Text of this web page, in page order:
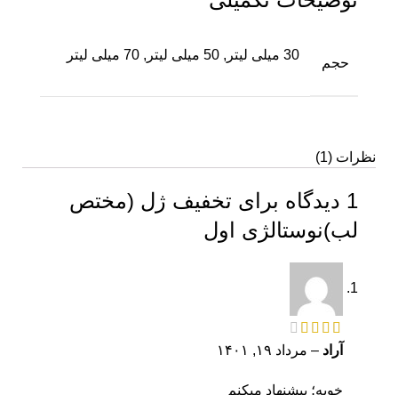
حجم
30 میلی لیتر, 50 میلی لیتر, 70 میلی لیتر
نظرات (1)
1 دیدگاه برای
تخفیف ژل (مختص
لب)نوستالژی اول
آراد – مرداد ۱۹, ۱۴۰۱
خوبه؛ پیشنهاد میکنم